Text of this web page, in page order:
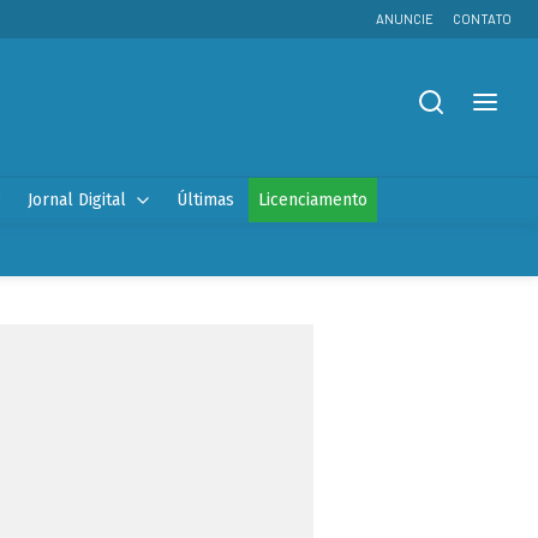
ANUNCIE CONTATO
Jornal Digital Últimas Licenciamento